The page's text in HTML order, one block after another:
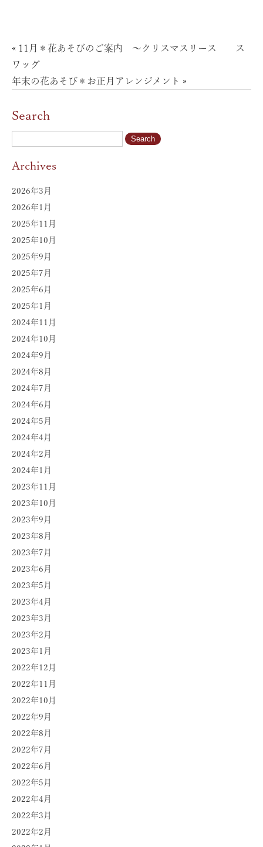
« 11月＊花あそびのご案内 〜クリスマスリース ス
ワッグ
年末の花あそび＊お正月アレンジメント »
Search
Archives
2026年3月
2026年1月
2025年11月
2025年10月
2025年9月
2025年7月
2025年6月
2025年1月
2024年11月
2024年10月
2024年9月
2024年8月
2024年7月
2024年6月
2024年5月
2024年4月
2024年2月
2024年1月
2023年11月
2023年10月
2023年9月
2023年8月
2023年7月
2023年6月
2023年5月
2023年4月
2023年3月
2023年2月
2023年1月
2022年12月
2022年11月
2022年10月
2022年9月
2022年8月
2022年7月
2022年6月
2022年5月
2022年4月
2022年3月
2022年2月